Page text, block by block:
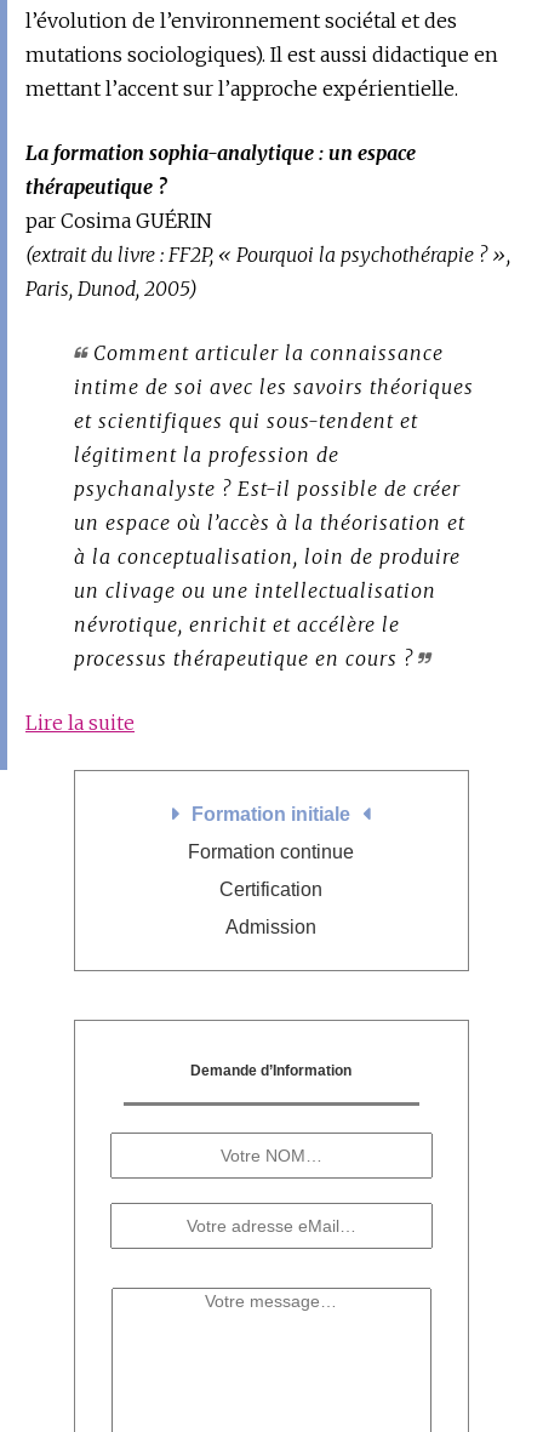
l’évolution de l’environnement sociétal et des
mutations sociologiques). Il est aussi didactique en
mettant l’accent sur l’approche expérientielle.
La formation sophia-analytique : un espace
thérapeutique ?
par Cosima GUÉRIN
(extrait du livre : FF2P, « Pourquoi la psychothérapie ? »,
Paris, Dunod, 2005)
Comment articuler la connaissance
intime de soi avec les savoirs théoriques
et scientifiques qui sous-tendent et
légitiment la profession de
psychanalyste ? Est-il possible de créer
un espace où l’accès à la théorisation et
à la conceptualisation, loin de produire
un clivage ou une intellectualisation
névrotique, enrichit et accélère le
processus thérapeutique en cours ?
Lire la suite
Formation initiale
Formation continue
Certification
Admission
Demande d’Information